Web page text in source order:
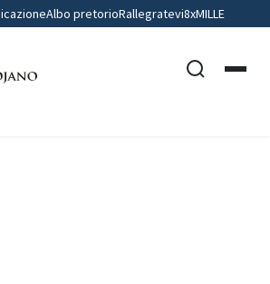
Albo pretorioRallegratevi8xMILLE